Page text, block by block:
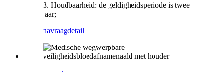
3. Houdbaarheid: de geldigheidsperiode is twee
jaar;
navraagdetail